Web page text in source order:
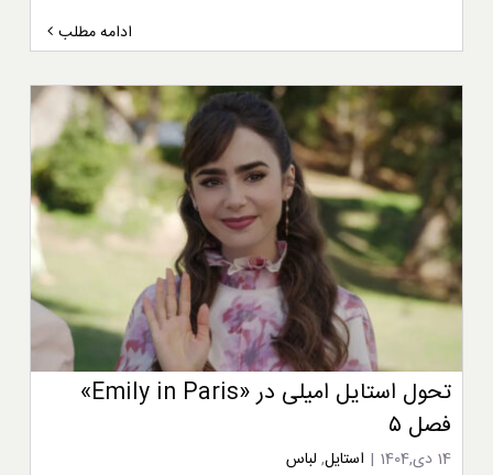
ادامه مطلب
تحول استایل امیلی در «Emily in Paris»
فصل ۵
14 دی,1404 | استایل, لباس